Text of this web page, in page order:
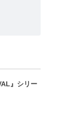
』シリー